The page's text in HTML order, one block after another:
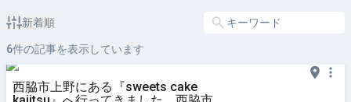
新着順
6件の記事を表示しています
西脇市上野にある『sweets cake